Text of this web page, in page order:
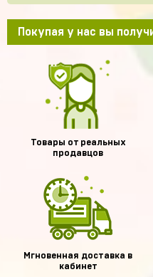
Покупая у нас вы
Товары от реальных
продавцов
Мгновенная доставка в
кабинет